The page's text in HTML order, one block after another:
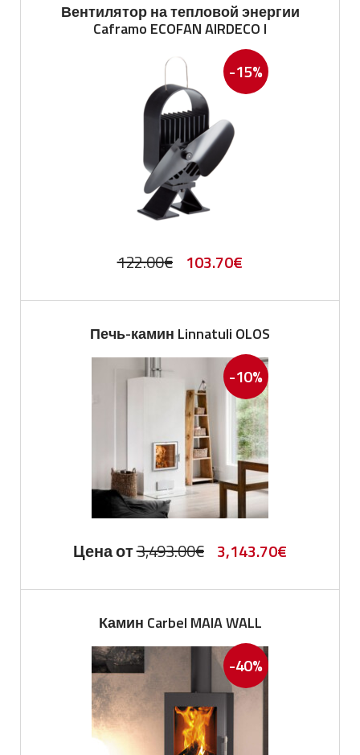
Вентилятор на тепловой энергии
Caframo ECOFAN AIRDECO I
-15%
122.00€ Первоначальная
122.00€.
103.70€
Печь-камин Linnatuli OLOS
-10%
Цена от3,493.00€ Первоначальная
3,493.00€.
3,143.70€
Камин Carbel MAIA WALL
-40%